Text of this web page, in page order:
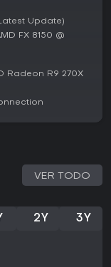
limitadas
profundidad
nuevos
por su
deportivas
Update)
FX 8150 @
Radeon R9 270X
VER TODO
2Y 3Y